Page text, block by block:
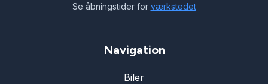
Se åbningstider for værkstedet
Navigation
Biler